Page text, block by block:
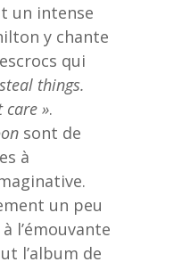
un intense
y chante
qui
things.
care ».
sont de
à
un peu
l’émouvante
l’album de